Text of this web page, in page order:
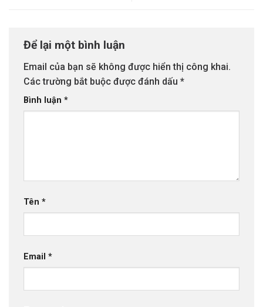
Để lại một bình luận
Email của bạn sẽ không được hiển thị công khai.
Các trường bắt buộc được đánh dấu *
Bình luận *
Tên *
Email *